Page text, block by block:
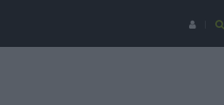
Serie C - Coppa Italia: